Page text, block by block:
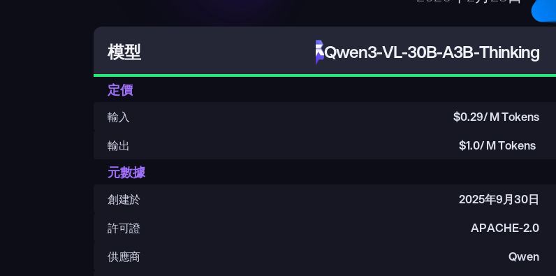
模型 Qwen3-VL-30B-A3B-Thinking
定價
輸入 $0.29/ M Tokens
輸出
$1.0/ M Tokens
元數據
創建於 2025年9月30日
許可證
APACHE-2.0
供應商
Qwen